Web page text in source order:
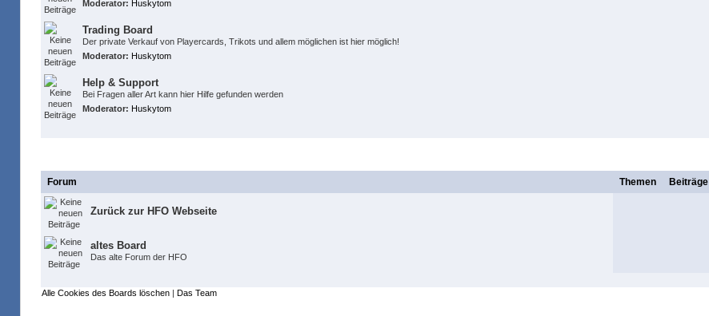
Moderator: Huskytom
Trading Board
Der private Verkauf von Playercards, Trikots und allem möglichen ist hier möglich!
Moderator: Huskytom
Help & Support
Bei Fragen aller Art kann hier Hilfe gefunden werden
Moderator: Huskytom
Forum Themen Beiträge
Zurück zur HFO Webseite
altes Board
Das alte Forum der HFO
Alle Cookies des Boards löschen | Das Team